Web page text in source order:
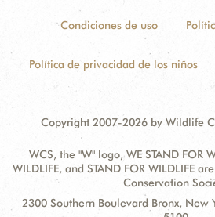
Condiciones de uso
Política de privacidad de los niños
Copyright 2007-2026 by Wildlife
WCS, the "W" logo, WE STAND FOR
WILDLIFE, and STAND FOR WILDLIFE
Conservation
Contact
Address:
2300 Southern Boulevard Bronx, New